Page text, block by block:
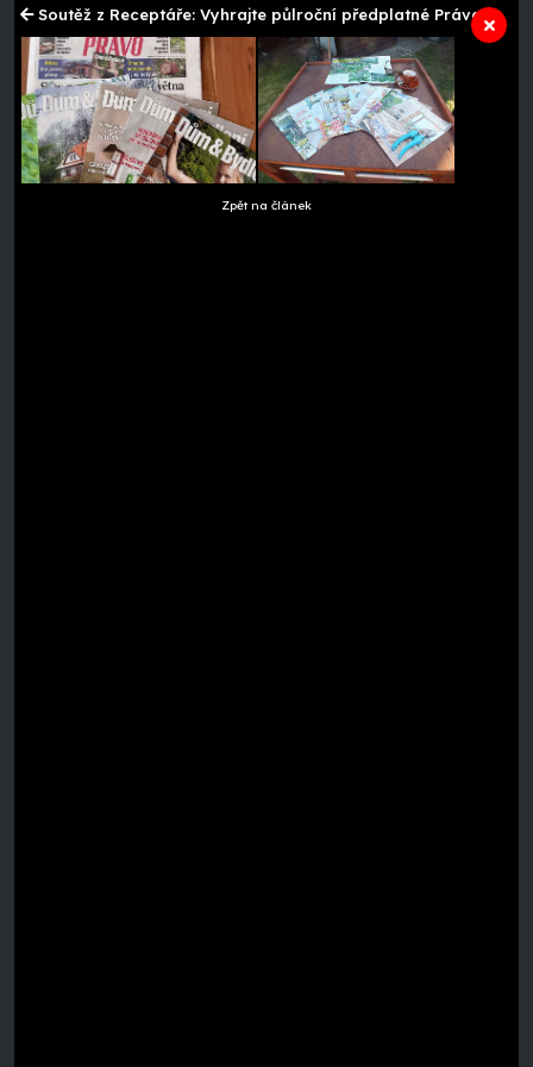
Soutěž z Receptáře: Vyhrajte půlroční předplatné Práva
Zpět na článek